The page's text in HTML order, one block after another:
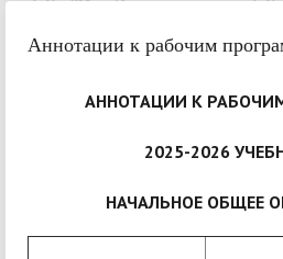
Аннотации к рабочим
АННОТАЦИИ К
2025-2026
НАЧАЛЬНОЕ ОБЩЕЕ